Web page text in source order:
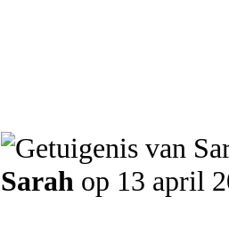
Sarah op 13 april